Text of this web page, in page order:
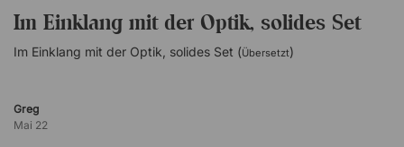
560 cm = 16–18 Stühle.
700 cm = 20–22 Stühle
Im Einklang mit der Optik, solides Set
Im Einklang mit der Optik, solides Set (Übersetzt)
Greg
Mai 22